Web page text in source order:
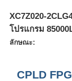
วิดีโอ
XC7Z020-
โปรแกรม
ลักษณะ:
CPLD